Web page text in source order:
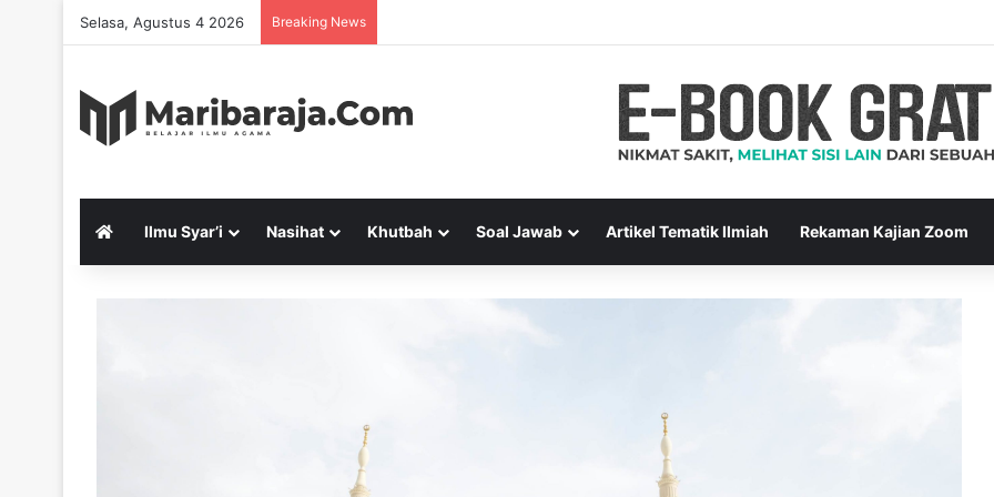
Selasa, Agustus 4 2026 Breaking News
Ilmu Syar’i Nasihat Khutbah Soal Jawab Artikel Tematik Ilmiah Rekaman Kajian Zoom